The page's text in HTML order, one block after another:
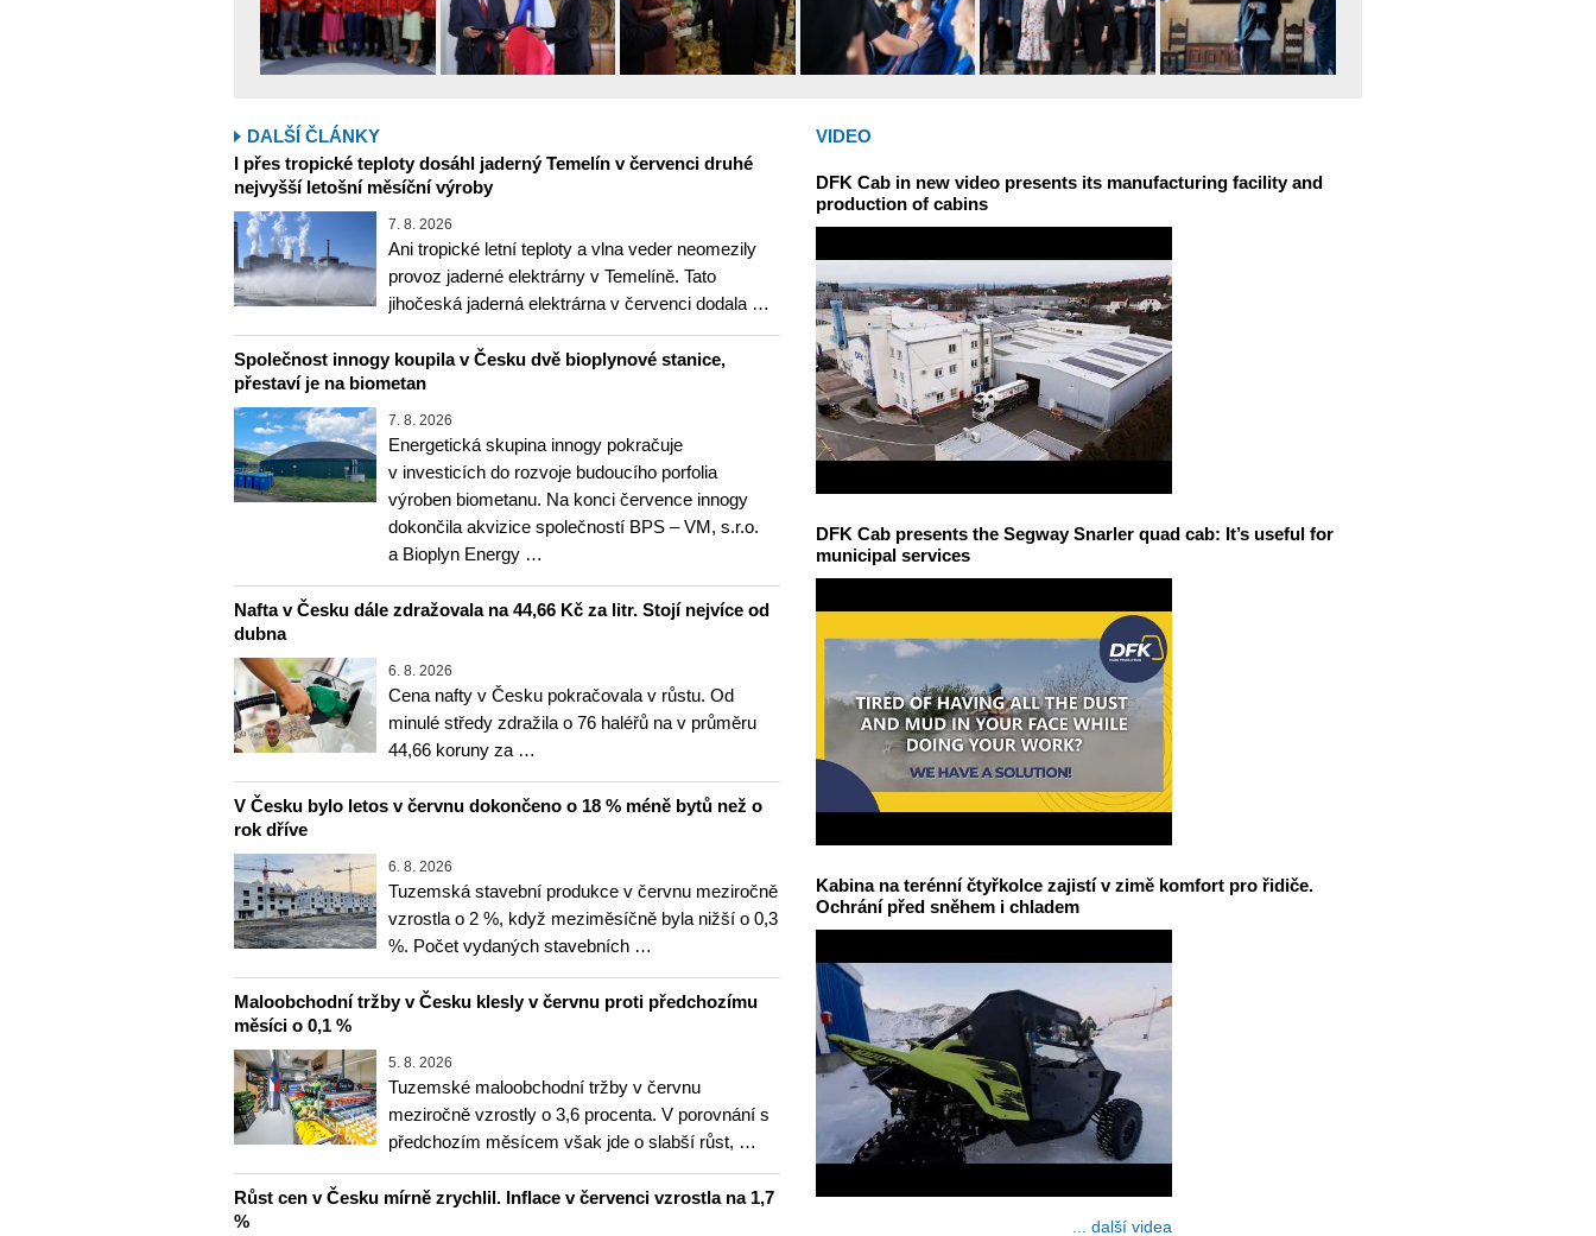
DALŠÍ ČLÁNKY
I přes tropické teploty dosáhl jaderný Temelín v červenci druhé
nejvyšší letošní měsíční výroby
7. 8. 2026
Ani tropické letní teploty a vlna veder neomezily
provoz jaderné elektrárny v Temelíně. Tato
jihočeská jaderná elektrárna v červenci dodala …
Společnost innogy koupila v Česku dvě bioplynové stanice,
přestaví je na biometan
7. 8. 2026
Energetická skupina innogy pokračuje
v investicích do rozvoje budoucího porfolia
výroben biometanu. Na konci července innogy
dokončila akvizice společností BPS – VM, s.r.o.
a Bioplyn Energy …
Nafta v Česku dále zdražovala na 44,66 Kč za litr. Stojí nejvíce od
dubna
6. 8. 2026
Cena nafty v Česku pokračovala v růstu. Od
minulé středy zdražila o 76 haléřů na v průměru
44,66 koruny za …
V Česku bylo letos v červnu dokončeno o 18 % méně bytů než o
rok dříve
6. 8. 2026
Tuzemská stavební produkce v červnu meziročně
vzrostla o 2 %, když meziměsíčně byla nižší o 0,3
%. Počet vydaných stavebních …
Maloobchodní tržby v Česku klesly v červnu proti předchozímu
měsíci o 0,1 %
5. 8. 2026
Tuzemské maloobchodní tržby v červnu
meziročně vzrostly o 3,6 procenta. V porovnání s
předchozím měsícem však jde o slabší růst, …
Růst cen v Česku mírně zrychlil. Inflace v červenci vzrostla na 1,7
%
VIDEO
DFK Cab in new video presents its manufacturing facility and
production of cabins
DFK Cab presents the Segway Snarler quad cab: It’s useful for
municipal services
Kabina na terénní čtyřkolce zajistí v zimě komfort pro řidiče.
Ochrání před sněhem i chladem
... další videa